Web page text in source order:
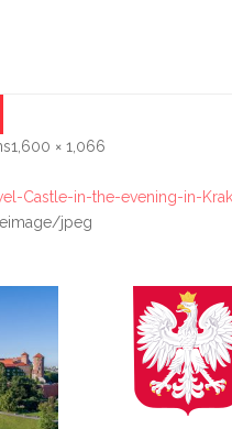
1,600 × 1,066
Castle-in-the-evening-in-
image/jpeg